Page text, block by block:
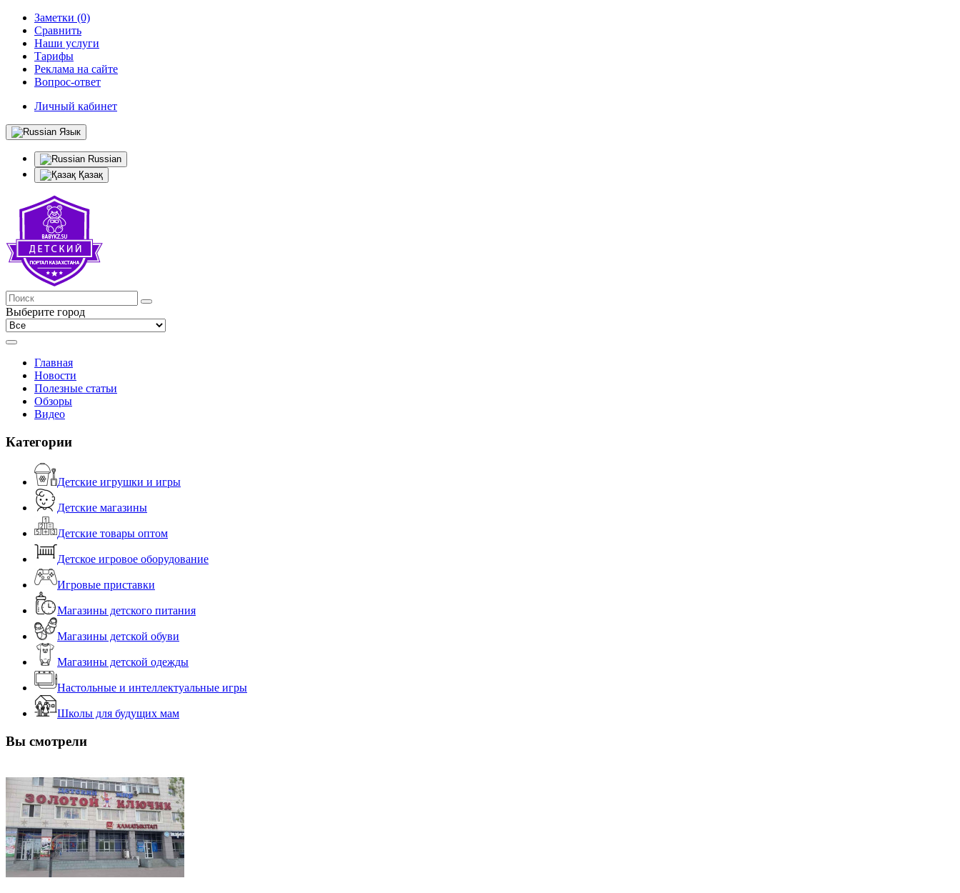
Заметки (0)
Сравнить
Наши услуги
Тарифы
Реклама на сайте
Вопрос-ответ
Личный кабинет
Язык
Russian
Қазақ
Выберите город
Главная
Новости
Полезные статьи
Обзоры
Видео
Категории
Детские игрушки и игры
Детские магазины
Детские товары оптом
Детское игровое оборудование
Игровые приставки
Магазины детского питания
Магазины детской обуви
Магазины детской одежды
Настольные и интеллектуальные игры
Школы для будущих мам
Вы смотрели